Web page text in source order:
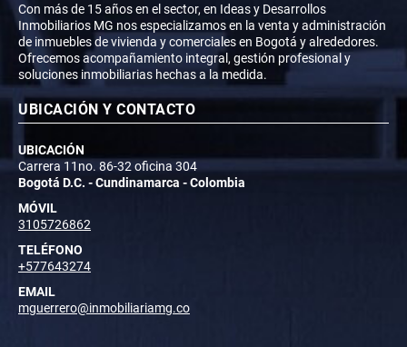
Con más de 15 años en el sector, en Ideas y Desarrollos
Inmobiliarios MG nos especializamos en la venta y administración
de inmuebles de vivienda y comerciales en Bogotá y alrededores.
Ofrecemos acompañamiento integral, gestión profesional y
soluciones inmobiliarias hechas a la medida.
UBICACIÓN Y CONTACTO
UBICACIÓN
Carrera 11no. 86-32 oficina 304
Bogotá D.C. - Cundinamarca - Colombia
MÓVIL
3105726862
TELÉFONO
+577643274
EMAIL
mguerrero@inmobiliariamg.co